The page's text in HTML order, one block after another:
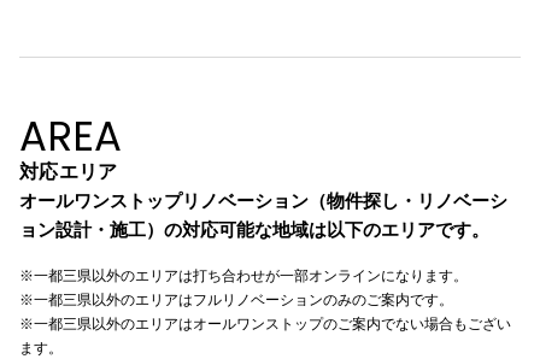
AREA
対応エリア
オールワンストップリノベーション（物件探し・リノベーシ
ョン設計・施工）の対応可能な地域は以下のエリアです。
※一都三県以外のエリアは打ち合わせが一部オンラインになります。
※一都三県以外のエリアはフルリノベーションのみのご案内です。
※一都三県以外のエリアはオールワンストップのご案内でない場合もござい
ます。